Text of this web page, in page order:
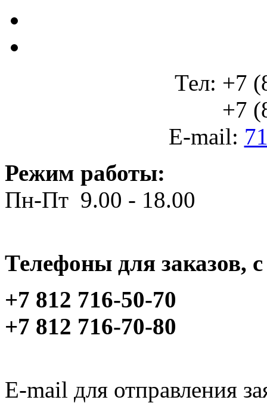
Тел: +7
+7
E-mail:
Режим работы:
Пн-Пт 9.00 - 18.00
Телефоны для заказов,
+7 812 716-50-70
+7 812 716-70-80
E-mail для отправления